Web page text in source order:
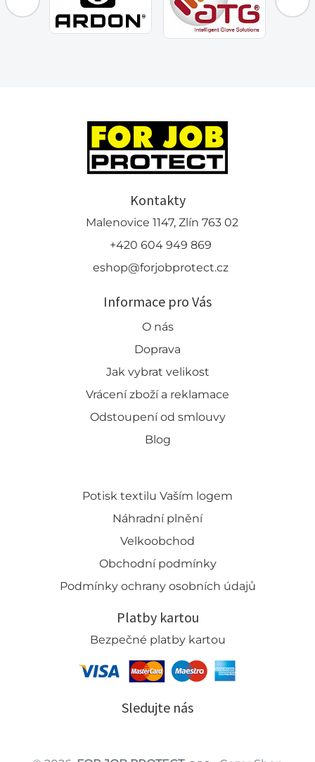
Kontakty
Malenovice 1147, Zlín 763 02
+420 604 949 869
eshop@forjobprotect.cz
Informace pro Vás
O nás
Doprava
Jak vybrat velikost
Vrácení zboží a reklamace
Odstoupení od smlouvy
Blog
Potisk textilu Vaším logem
Náhradní plnění
Velkoobchod
Obchodní podmínky
Podmínky ochrany osobních údajů
Platby kartou
Bezpečné platby kartou
Sledujte nás